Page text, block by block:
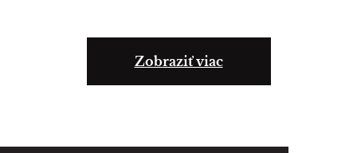
Zobraziť viac